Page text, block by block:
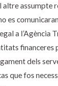
altre assumpte
es
a l’Agència
financeres
dels
que fos